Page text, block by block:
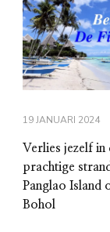
19 JANUARI 2024
Verlies jezelf in
prachtige
Panglao Island
Bohol